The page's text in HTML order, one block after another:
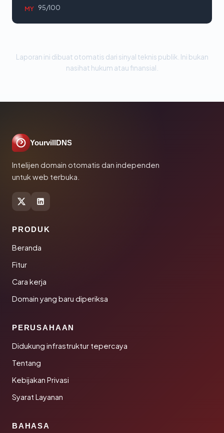
MY 95/100
Laporan ini dibuat otomatis dari sinyal teknis publik. Ini bukan
nasihat hukum atau finansial.
YourvillDNS
Intelijen domain otomatis dan independen
untuk web terbuka.
PRODUK
Beranda
Fitur
Cara kerja
Domain yang baru diperiksa
PERUSAHAAN
Didukung infrastruktur tepercaya
Tentang
Kebijakan Privasi
Syarat Layanan
BAHASA